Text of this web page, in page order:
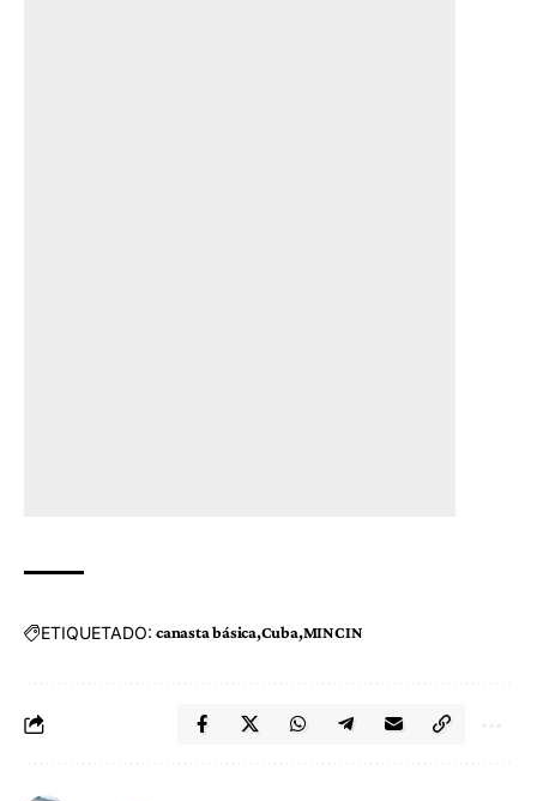
ETIQUETADO: canasta básica Cuba MINCIN